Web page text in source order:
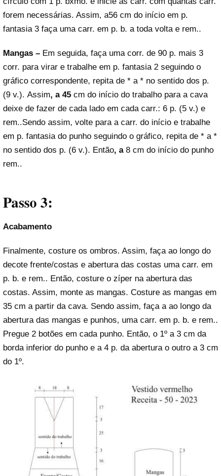
forem necessárias. Assim, a56 cm do início em p.
fantasia 3 faça uma carr. em p. b. a toda volta e rem..
Mangas – Em seguida, faça uma corr. de 90 p. mais 3
corr. para virar e trabalhe em p. fantasia 2 seguindo o
gráfico correspondente, repita de * a * no sentido dos p.
(9 v.). Assim, a 45 cm do início do trabalho para a cava
deixe de fazer de cada lado em cada carr.: 6 p. (5 v.) e
rem..Sendo assim, volte para a carr. do início e trabalhe
em p. fantasia do punho seguindo o gráfico, repita de * a *
no sentido dos p. (6 v.). Então, a8 cm do início do punho
rem..
Passo 3:
Acabamento
Finalmente, costure os ombros. Assim, faça ao longo do
decote frente/costas e abertura das costas uma carr. em
p. b. e rem.. Então, costure o zíper na abertura das
costas. Assim, monte as mangas. Costure as mangas em
35 cm a partir da cava. Sendo assim, faça a ao longo da
abertura das mangas e punhos, uma carr. em p. b. e rem..
Pregue 2 botões em cada punho. Então, o 1º a 3 cm da
borda inferior do punho e a 4 p. da abertura o outro a 3 cm
do 1º.